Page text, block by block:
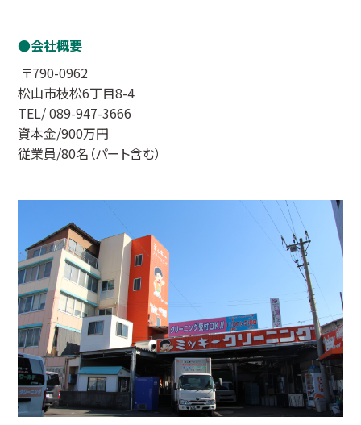
会社概要
〒790-0962
松山市枝松6丁目8-4
TEL/ 089-947-3666
資本金/900万円
従業員/80名（パート含む）